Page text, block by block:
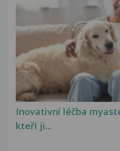
Inovativní léčba
kteří ji...